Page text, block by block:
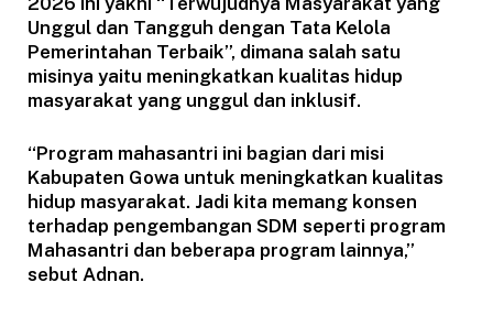
Unggul dan Tangguh dengan Tata Kelola
Pemerintahan Terbaik”, dimana salah satu
misinya yaitu meningkatkan kualitas hidup
masyarakat yang unggul dan inklusif.
“Program mahasantri ini bagian dari misi
Kabupaten Gowa untuk meningkatkan kualitas
hidup masyarakat. Jadi kita memang konsen
terhadap pengembangan SDM seperti program
Mahasantri dan beberapa program lainnya,”
sebut Adnan.